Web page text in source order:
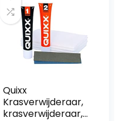
Quixx
Krasverwijderaar,
krasverwijderaar,